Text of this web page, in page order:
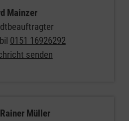
Mainzer
0151 16926292
senden
Müller